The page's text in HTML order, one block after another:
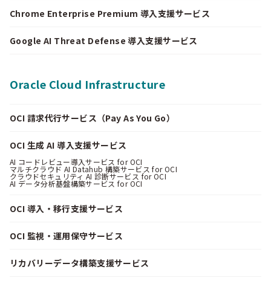
Chrome Enterprise Premium 導入支援サービス
Google AI Threat Defense 導入支援サービス
Oracle Cloud Infrastructure
OCI 請求代行サービス（Pay As You Go）
OCI 生成 AI 導入支援サービス
AI コードレビュー導入サービス for OCI
マルチクラウド AI Datahub 構築サービス for OCI
クラウドセキュリティ AI 診断サービス for OCI
AI データ分析基盤構築サービス for OCI
OCI 導入・移行支援サービス
OCI 監視・運用保守サービス
リカバリーデータ構築支援サービス